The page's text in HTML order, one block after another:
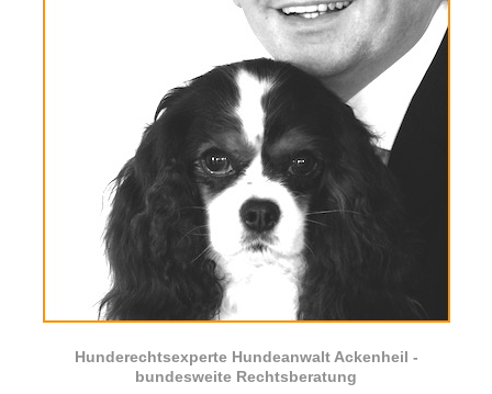
Hunderechtsexperte Hundeanwalt Ackenheil -
bundesweite Rechtsberatung